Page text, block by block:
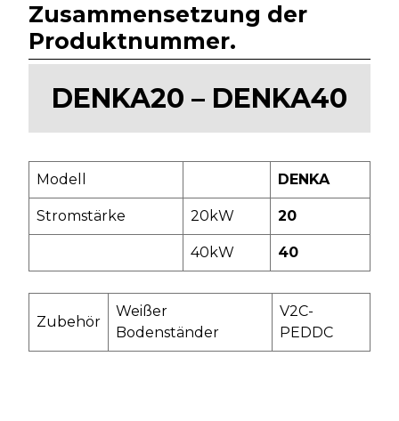
Zusammensetzung der
Produktnummer.
DENKA20 – DENKA40
Modell DENKA
Stromstärke 20kW 20
40kW 40
Zubehör
Weißer
Bodenständer
V2C-
PEDDC